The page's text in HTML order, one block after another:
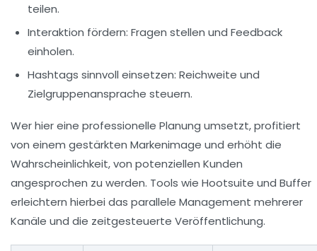
teilen.
Interaktion fördern: Fragen stellen und Feedback
einholen.
Hashtags sinnvoll einsetzen: Reichweite und
Zielgruppenansprache steuern.
Wer hier eine professionelle Planung umsetzt, profitiert
von einem gestärkten Markenimage und erhöht die
Wahrscheinlichkeit, von potenziellen Kunden
angesprochen zu werden. Tools wie Hootsuite und Buffer
erleichtern hierbei das parallele Management mehrerer
Kanäle und die zeitgesteuerte Veröffentlichung.